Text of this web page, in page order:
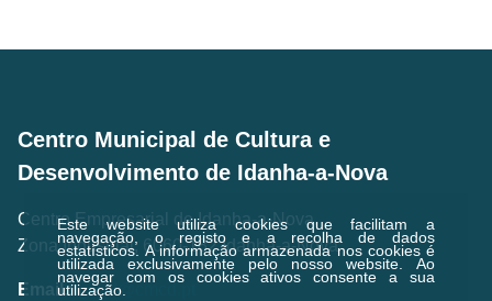
Este website utiliza cookies que facilitam a
navegação, o registo e a recolha de dados
estatísticos.A informação armazenada nos cookies é
utilizada exclusivamente pelo nosso website. Ao
navegar com os cookies ativos consente a sua
utilização.
Centro Municipal de Cultura e
Desenvolvimento de Idanha-a-Nova
Centro Empresarial de Idanha-a-Nova,
Zona Industrial, 6060-182 Idanha-a-Nova
Email.: geral@cmcd.pt